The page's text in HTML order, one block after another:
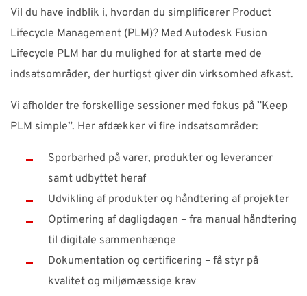
WEBSHOP
Har du brug for hjælp?
Kontakt NTI: 70 10 14 00 ( info-dk@nti-group.com)
Hotline: 70 20 42 14 (
support-dk@nti-group.com
España Ireland Ísland Italia Nederland
Norge
Sverige UK
Vil du have indblik i, hvordan du simplificerer Product
Lifecycle Management (PLM)? Med Autodesk Fusion
Lifecycle PLM har du mulighed for at starte med de
indsatsområder, der hurtigst giver din virksomhed afkast.
Vi afholder tre forskellige sessioner med fokus på ”Keep
PLM simple”. Her afdækker vi fire indsatsområder:
Sporbarhed på varer, produkter og leverancer
samt udbyttet heraf
Udvikling af produkter og håndtering af projekter
Optimering af dagligdagen – fra manual håndtering
til digitale sammenhænge
Dokumentation og certificering – få styr på
kvalitet og miljømæssige krav